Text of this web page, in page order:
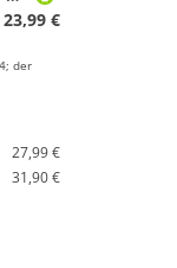
23,99 €
der
27,99 €
31,90 €